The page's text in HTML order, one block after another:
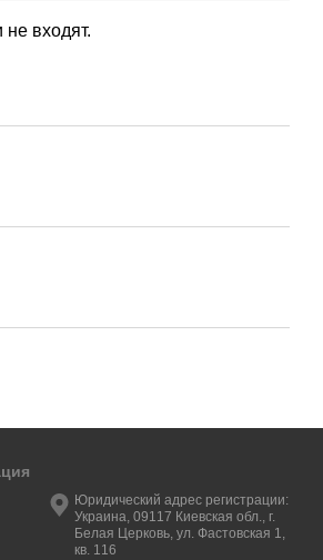
входят.
Юридический адрес регистрации:
Украина, 09117 Киевская обл., г.
Белая Церковь, ул. Фастовская 1,
кв. 116